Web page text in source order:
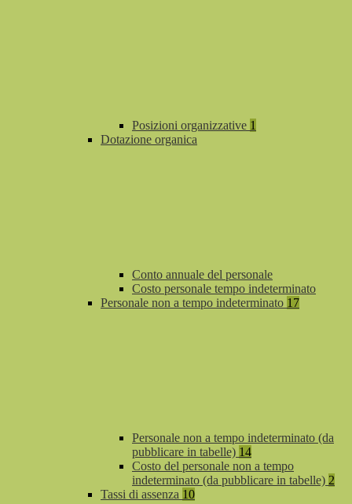
Posizioni organizzative 1
Dotazione organica
Conto annuale del personale
Costo personale tempo indeterminato
Personale non a tempo indeterminato 17
Personale non a tempo indeterminato (da
pubblicare in tabelle) 14
Costo del personale non a tempo
indeterminato (da pubblicare in tabelle) 2
Tassi di assenza 10